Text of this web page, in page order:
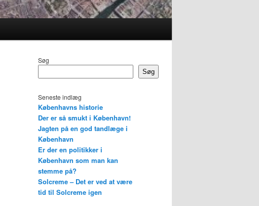
Søg
Søg
Seneste indlæg
Københavns historie
Der er så smukt i København!
Jagten på en god tandlæge i
København
Er der en politikker i
København som man kan
stemme på?
Solcreme – Det er ved at være
tid til Solcreme igen